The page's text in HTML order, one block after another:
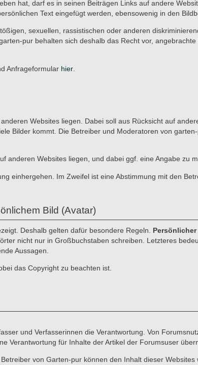
hat, darf es in seinen Beiträgen Links auf andere
Text eingefügt werden, ebensowenig in den
sexuellen, rassistischen oder anderen
pur behalten sich deshalb das Recht vor,
Anfrageformular hier
Websites liegen. Dabei soll aus Rücksicht auf
Bilder kommt. Die Betreiber und Moderatoren von
anderen Websites liegen, und dabei ggf. eine Angabe zu
einhergehen. Im Zweifel ist eine Abstimmung mit den
Bild (Avatar)
Deshalb gelten dafür besondere Regeln.
nicht nur in Großbuchstaben schreiben. Letzteres
Aussagen.
das Copyright zu beachten ist.
und Verfasserinnen die Verantwortung. Von
Verantwortung für Inhalte der Artikel der Forumsuser
von Garten-pur können den Inhalt dieser